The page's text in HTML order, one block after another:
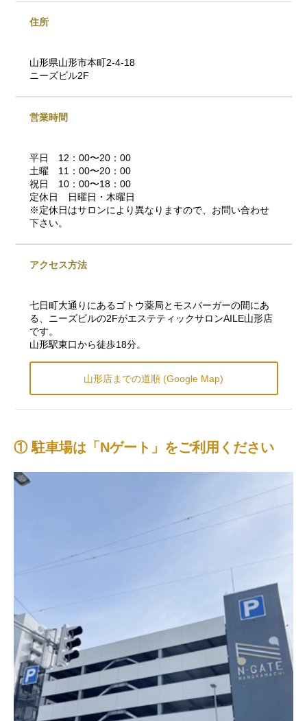
住所
山形県山形市本町2-4-18
ニーズビル2F
営業時間
平日 12：00〜20：00
土曜 11：00〜20：00
祝日 10：00〜18：00
定休日 日曜日・木曜日
※定休日はサロンにより異なりますので、お問い合わせ
下さい。
アクセス方法
七日町大通りにあるゴトウ薬局とモスバーガーの間にあ
る、ニーズビルの2FがエステティックサロンAILE山形店
です。
山形駅東口から徒歩18分。
山形店までの道順 (Google Map)
① 駐車場は「Nゲート」をご利用ください